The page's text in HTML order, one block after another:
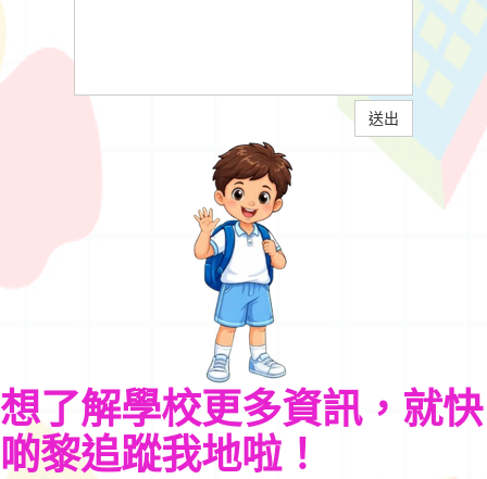
送出
想了解學校更多資訊，就快
啲黎追蹤我地啦！